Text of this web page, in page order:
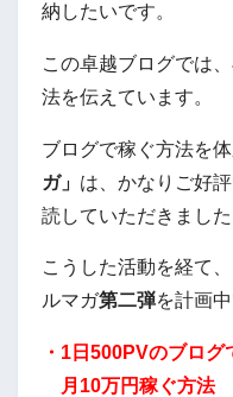
納したいです。
この卓越ブログでは
法を伝えています。
ブログで稼ぐ方法を
ガ」 は、かなりご好
読していただきました
こうした活動を経て
ルマガ第二弾を計画中
・1日500PVのブログ
月10万円稼ぐ方法